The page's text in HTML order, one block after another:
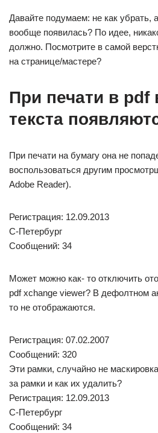
Давайте подумаем: не как убрать,
вообще появилась? По идее,
должно. Посмотрите в самой
на странице/мастере?
При печати в pdf
текста
При печати на бумагу она не
воспользоваться другим
Adobe Reader).
Регистрация: 12.09.2013
С-Петербург
Сообщений: 34
Может можно как- то отключить
pdf xchange viewer? В дефолтном
то не отображаются.
Регистрация: 07.02.2007
Сообщений: 320
Эти рамки, случайно не
за рамки и как их удалить?
Регистрация: 12.09.2013
С-Петербург
Сообщений: 34